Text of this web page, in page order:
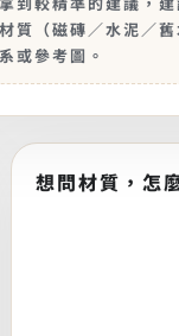
到較精準的建議，
質（磁磚／水泥／
或參考圖。
想問材質，怎